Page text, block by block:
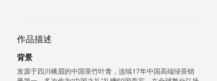
作品描述
背景
发源于四川峨眉的中国茶竹叶青，连续17年中国高端绿茶销